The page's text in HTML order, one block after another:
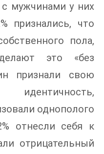
с мужчинами у них
признались, что
пола,
это «без
признали свою
идентичность,
однополого
отнесли себя к
отрицательный